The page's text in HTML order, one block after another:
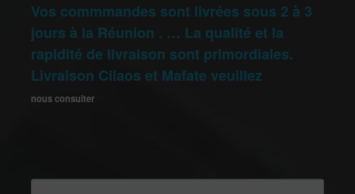
Vos commmandes sont livrées sous 2 à 3
jours à la Réunion . … La qualité et la
rapidité de livraison sont primordiales.
Livraison Cilaos et Mafate veuillez
nous consulter